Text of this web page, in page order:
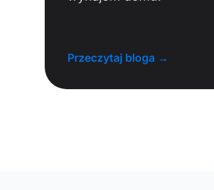
Przeczytaj bloga →